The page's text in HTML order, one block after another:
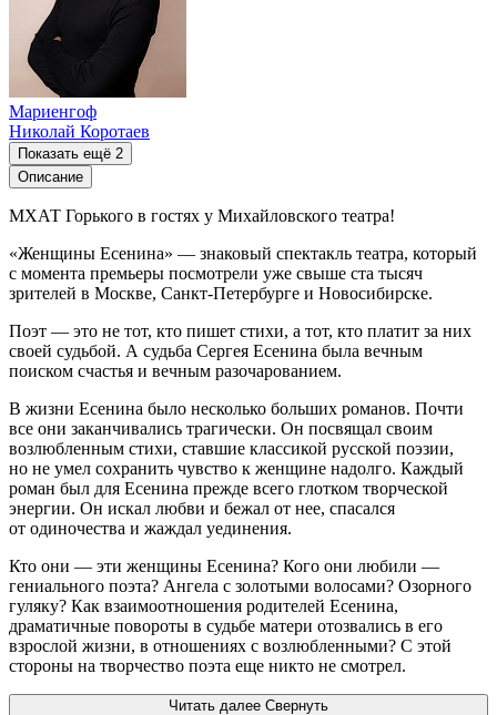
Мариенгоф
Николай Коротаев
Показать ещё 2
Описание
МХАТ Горького в гостях у Михайловского театра!
«Женщины Есенина» — знаковый спектакль театра, который
с момента премьеры посмотрели уже свыше ста тысяч
зрителей в Москве, Санкт-Петербурге и Новосибирске.
Поэт — это не тот, кто пишет стихи, а тот, кто платит за них
своей судьбой. А судьба Сергея Есенина была вечным
поиском счастья и вечным разочарованием.
В жизни Есенина было несколько больших романов. Почти
все они заканчивались трагически. Он посвящал своим
возлюбленным стихи, ставшие классикой русской поэзии,
но не умел сохранить чувство к женщине надолго. Каждый
роман был для Есенина прежде всего глотком творческой
энергии. Он искал любви и бежал от нее, спасался
от одиночества и жаждал уединения.
Кто они — эти женщины Есенина? Кого они любили —
гениального поэта? Ангела с золотыми волосами? Озорного
гуляку? Как взаимоотношения родителей Есенина,
драматичные повороты в судьбе матери отозвались в его
взрослой жизни, в отношениях с возлюбленными? С этой
стороны на творчество поэта еще никто не смотрел.
Читать далее Свернуть